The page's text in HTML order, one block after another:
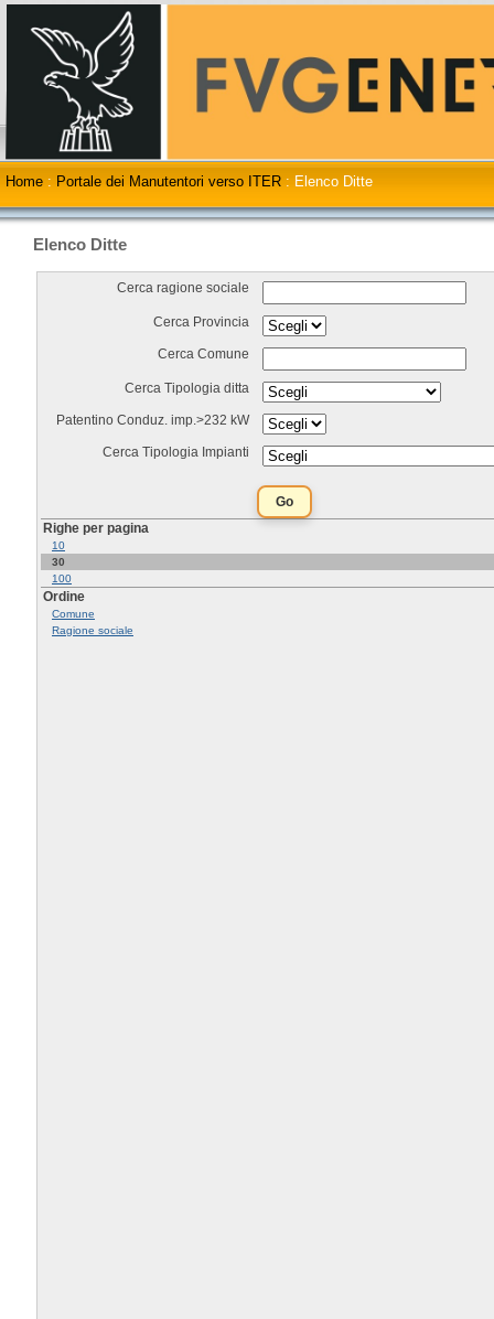
Home : Portale dei Manutentori verso ITER : Elenco Ditte
Elenco Ditte
Cerca ragione sociale
Cerca Provincia
Cerca Comune
Cerca Tipologia ditta
Patentino Conduz. imp.>232 kW
Cerca Tipologia Impianti
Righe per pagina
10
30
100
Ordine
Comune
Ragione sociale